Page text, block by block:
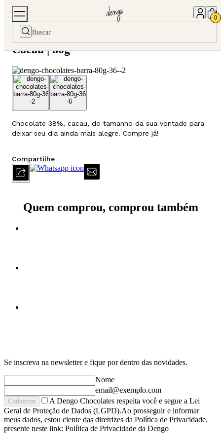
0
Barras de Chocolate Barra de
Barra de Chocolate ao Leite 38%
Cacau | 80g
Chocolate 38%, cacau, do tamanho da sua vontade para
deixar seu dia ainda mais alegre. Compre já!
Compartilhe
Quem comprou, comprou também
Se inscreva na newsletter e fique por dentro das novidades.
Nome
email@exemplo.com
Cadastrar
A Dengo Chocolates respeita você e segue a Lei
Geral de Proteção de Dados (LGPD).Ao prosseguir e informar
meus dados, estou ciente das diretrizes da Política de Privacidade,
presente neste link: Política de Privacidade da Dengo